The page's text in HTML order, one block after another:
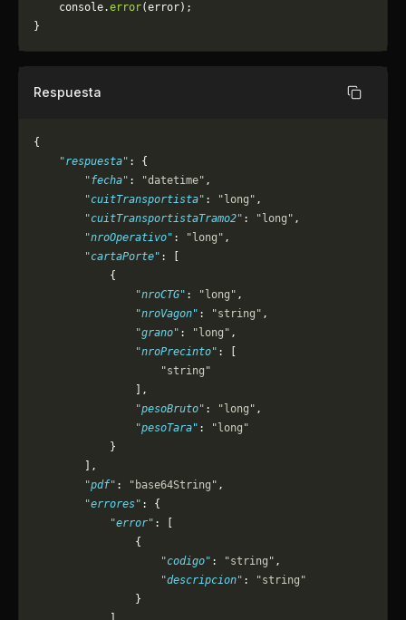
	console.
error(error);
}
Respuesta Copiar
{
    "respuesta"
: {
        "fecha"
: "datetime" ,
        "cuitTransportista"
: "long" ,
        "cuitTransportistaTramo2"
: "long" ,
        "nroOperativo"
: "long" ,
        "cartaPorte"
: [
            {
                "nroCTG"
: "long" ,
                "nroVagon"
: "string" ,
                "grano"
: "long" ,
                "nroPrecinto"
: [
                    "string"
                ],
                "pesoBruto"
: "long" ,
                "pesoTara"
:
"long"
            }
        ],
        "pdf"
: "base64String" ,
        "errores"
: {
            "error"
: [
                {
                    "codigo"
: "string" ,
                    "descripcion"
:
"string"
                }